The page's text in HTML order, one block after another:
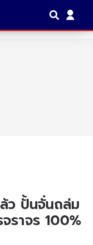
ว ปั้นจั่นถล่ม
ราจร 100%